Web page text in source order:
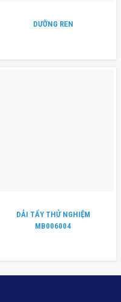
DƯỠNG REN
DẢI TẨY THỬ NGHIỆM
MB006004